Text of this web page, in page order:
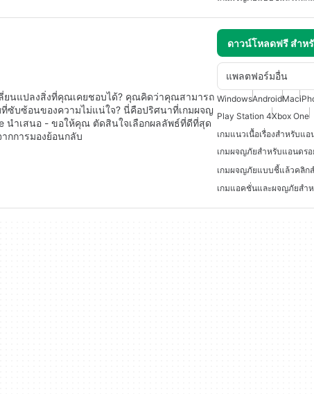
ดาวน์โหลดฟรี สำห
แพลตฟอร์มอื่น
ยนแปลงสิ่งที่คุณเคยชอบได้? คุณคิดว่าคุณสามารถ
ที่ซับซ้อนของความไม่แน่ใจ? นี่คือปริศนาที่เกมผจญ
นำเสนอ - ขอให้คุณ ตัดสินใจเลือกผลลัพธ์ที่ดีที่สุด
กการมองย้อนกลับ
WindowsAndroidMac
Play Station 4Xbox One
เกมแนวเนื้อเรื่องสำหรับแ
เกมผจญภัยสำหรับแอนดรอ
เกมแอคชั่นและผจญภัยสำ